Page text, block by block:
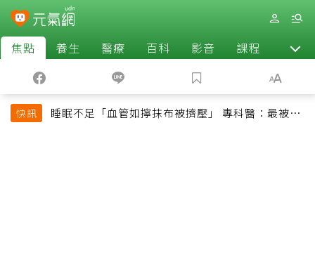
焦點 養生 醫療 百科 影音 課程 退休
快訊
睡眠不足「血管如擰抹布被擠壓」 專科醫：最被忽